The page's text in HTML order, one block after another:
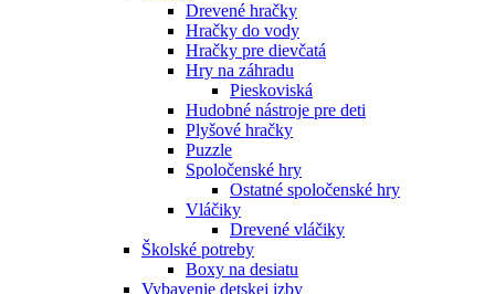
Drevené hračky
Hračky do vody
Hračky pre dievčatá
Hry na záhradu
Pieskoviská
Hudobné nástroje pre deti
Plyšové hračky
Puzzle
Spoločenské hry
Ostatné spoločenské hry
Vláčiky
Drevené vláčiky
Školské potreby
Boxy na desiatu
Vybavenie detskej izby